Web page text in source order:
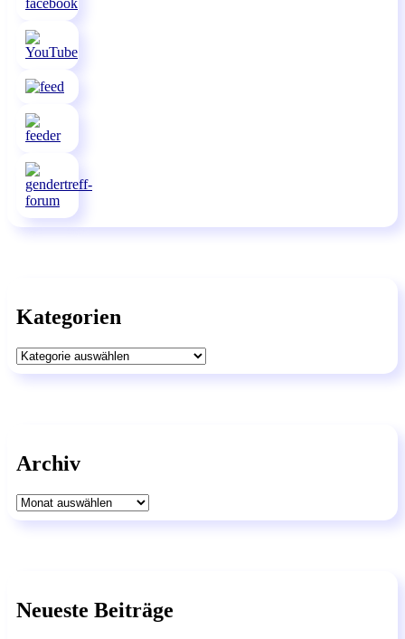
Kategorien
Kategorien
Archiv
Archiv
Neueste Beiträge